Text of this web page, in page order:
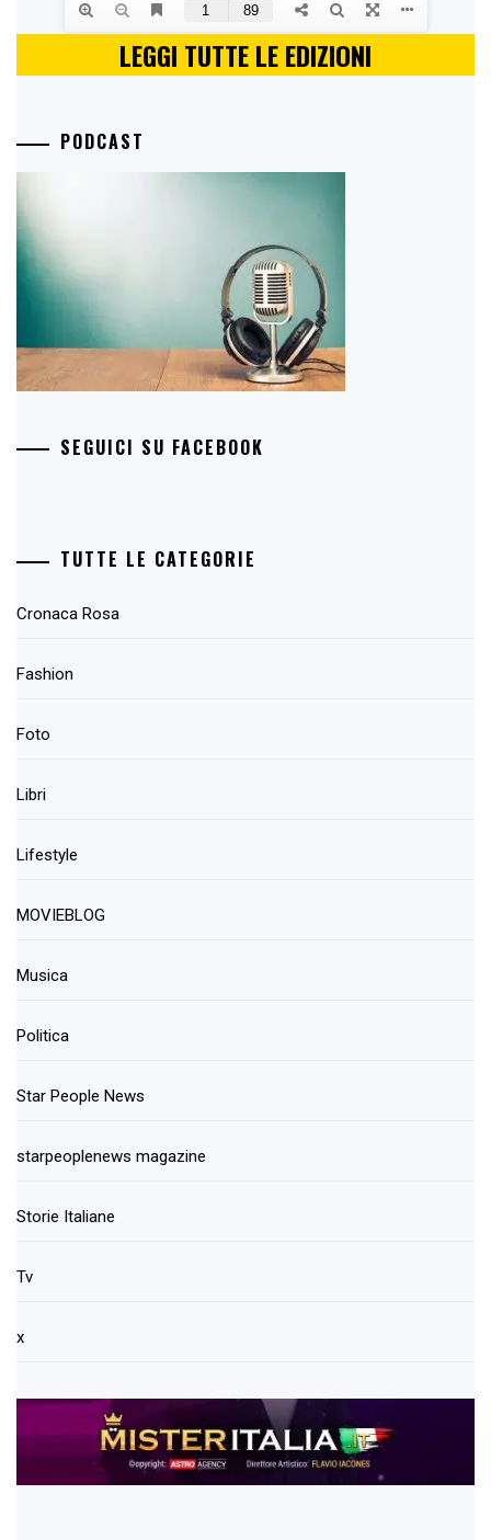
LEGGI TUTTE LE EDIZIONI
PODCAST
SEGUICI SU FACEBOOK
TUTTE LE CATEGORIE
Cronaca Rosa
Fashion
Foto
Libri
Lifestyle
MOVIEBLOG
Musica
Politica
Star People News
starpeoplenews magazine
Storie Italiane
Tv
x